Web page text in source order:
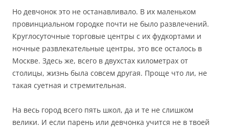
Но девчонок это не останавливало. В их маленьком
провинциальном городке почти не было развлечений.
Круглосуточные торговые центры с их фудкортами и
ночные развлекательные центры, это все осталось в
Москве. Здесь же, всего в двухстах километрах от
столицы, жизнь была совсем другая. Проще что ли, не
такая суетная и стремительная.
На весь город всего пять школ, да и те не слишком
велики. И если парень или девчонка учится не в твоей